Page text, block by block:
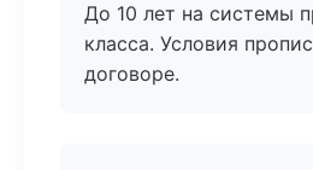
До 10 лет на системы
класса. Условия
договоре.